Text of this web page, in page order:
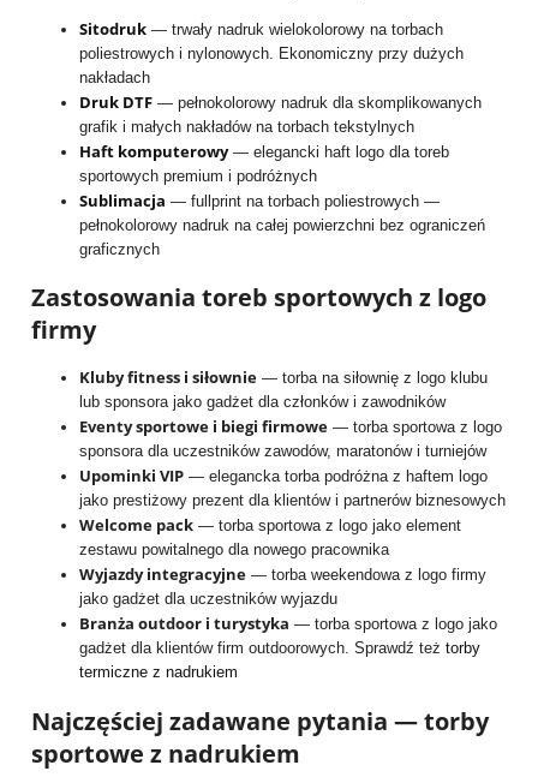
Sitodruk — trwały nadruk wielokolorowy na torbach
poliestrowych i nylonowych. Ekonomiczny przy dużych
nakładach
Druk DTF — pełnokolorowy nadruk dla skomplikowanych
grafik i małych nakładów na torbach tekstylnych
Haft komputerowy— elegancki haft logo dla toreb
sportowych premium i podróżnych
Sublimacja — fullprint na torbach poliestrowych —
pełnokolorowy nadruk na całej powierzchni bez ograniczeń
graficznych
Zastosowania toreb sportowych z logo
firmy
Kluby fitness i siłownie — torba na siłownię z logo klubu
lub sponsora jako gadżet dla członków i zawodników
Eventy sportowe i biegi firmowe — torba sportowa z logo
sponsora dla uczestników zawodów, maratonów i turniejów
Upominki VIP — elegancka torba podróżna z haftem logo
jako prestiżowy prezent dla klientów i partnerów biznesowych
Welcome pack — torba sportowa z logo jako element
zestawu powitalnego dla nowego pracownika
Wyjazdy integracyjne — torba weekendowa z logo firmy
jako gadżet dla uczestników wyjazdu
Branża outdoor i turystyka — torba sportowa z logo jako
gadżet dla klientów firm outdoorowych. Sprawdź też torby
termiczne z nadrukiem
Najczęściej zadawane pytania — torby
sportowe z nadrukiem